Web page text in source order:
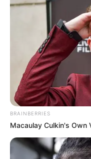
TEMAS
CIERRES
TRANSVERSAL
CIERRES
BRAINBERRIES
Macaulay Culkin's Own